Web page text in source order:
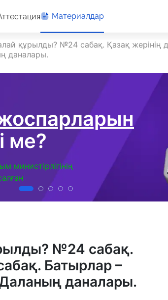
Материалдар
ме?
министірлігінің
құрылды? №24 сабақ. Қазақ
даналары.
№24 сабақ.
Батырлар –
даналары.